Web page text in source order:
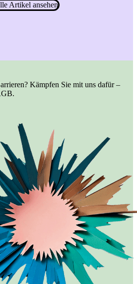
Artikel ansehen
Kämpfen Sie mit uns dafür –